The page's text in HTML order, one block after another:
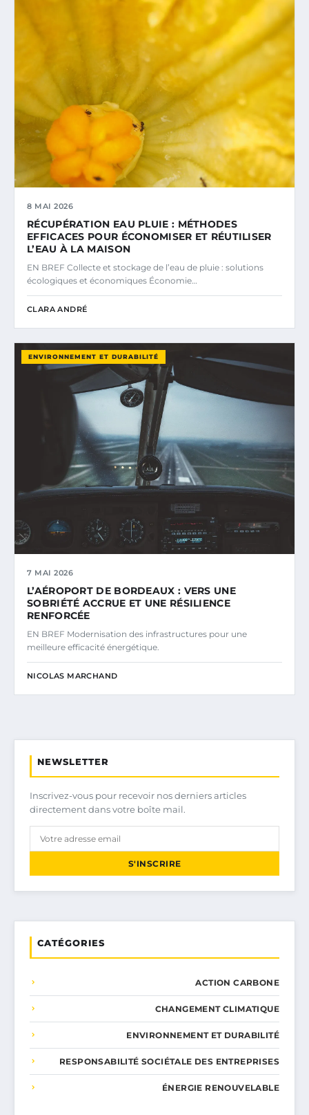
8 MAI 2026
RÉCUPÉRATION EAU PLUIE : MÉTHODES
EFFICACES POUR ÉCONOMISER ET RÉUTILISER
L’EAU À LA MAISON
EN BREF Collecte et stockage de l’eau de pluie : solutions
écologiques et économiques Économie…
CLARA ANDRÉ
ENVIRONNEMENT ET DURABILITÉ
7 MAI 2026
L’AÉROPORT DE BORDEAUX : VERS UNE
SOBRIÉTÉ ACCRUE ET UNE RÉSILIENCE
RENFORCÉE
EN BREF Modernisation des infrastructures pour une
meilleure efficacité énergétique.
NICOLAS MARCHAND
NEWSLETTER
Inscrivez-vous pour recevoir nos derniers articles
directement dans votre boîte mail.
S'INSCRIRE
CATÉGORIES
ACTION CARBONE
CHANGEMENT CLIMATIQUE
ENVIRONNEMENT ET DURABILITÉ
RESPONSABILITÉ SOCIÉTALE DES ENTREPRISES
ÉNERGIE RENOUVELABLE